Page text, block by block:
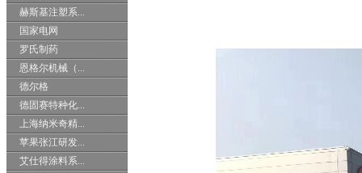
赫斯基注塑系...
国家电网
罗氏制药
恩格尔机械（...
德尔格
德固赛特种化...
上海纳米奇精...
苹果张江研发...
艾仕得涂料系...